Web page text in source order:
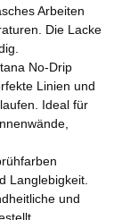
Arbeiten
Die Lacke
No-Drip
Linien und
Ideal für
Langlebigkeit.
und